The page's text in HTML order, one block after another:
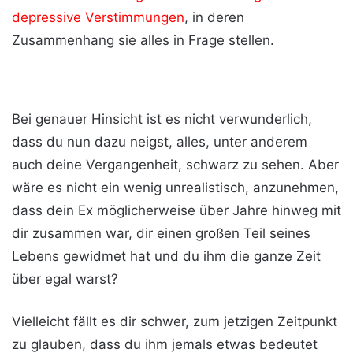
depressive Verstimmungen, in deren
Zusammenhang sie alles in Frage stellen.
Bei genauer Hinsicht ist es nicht verwunderlich,
dass du nun dazu neigst, alles, unter anderem
auch deine Vergangenheit, schwarz zu sehen. Aber
wäre es nicht ein wenig unrealistisch, anzunehmen,
dass dein Ex möglicherweise über Jahre hinweg mit
dir zusammen war, dir einen großen Teil seines
Lebens gewidmet hat und du ihm die ganze Zeit
über egal warst?
Vielleicht fällt es dir schwer, zum jetzigen Zeitpunkt
zu glauben, dass du ihm jemals etwas bedeutet